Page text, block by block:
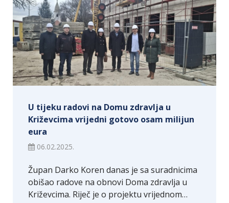
U tijeku radovi na Domu zdravlja u
Križevcima vrijedni gotovo osam milijun
eura
06.02.2025.
Župan Darko Koren danas je sa suradnicima
obišao radove na obnovi Doma zdravlja u
Križevcima. Riječ je o projektu vrijednom…